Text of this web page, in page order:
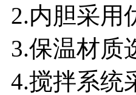
2.内胆采用
3.保温材质
4.搅拌系统